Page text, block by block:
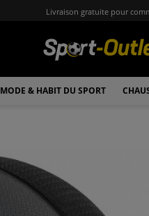
Livraison gratuite pour
MODE & HABIT DU SPORT